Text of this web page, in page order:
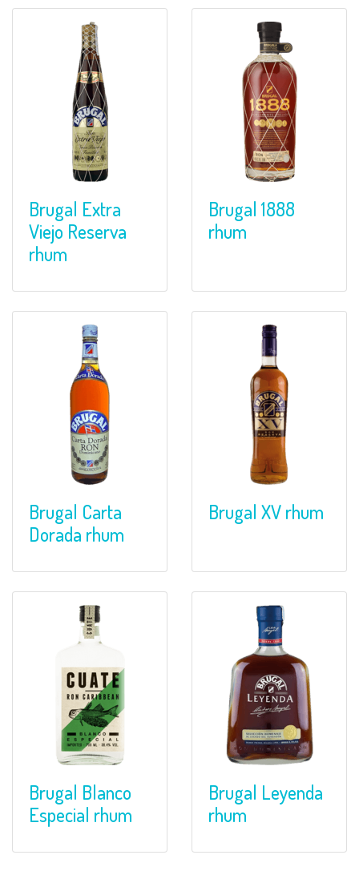
Brugal Extra
Viejo Reserva
rhum
Brugal 1888
rhum
Brugal Carta
Dorada rhum
Brugal XV rhum
Brugal Blanco
Especial rhum
Brugal Leyenda
rhum